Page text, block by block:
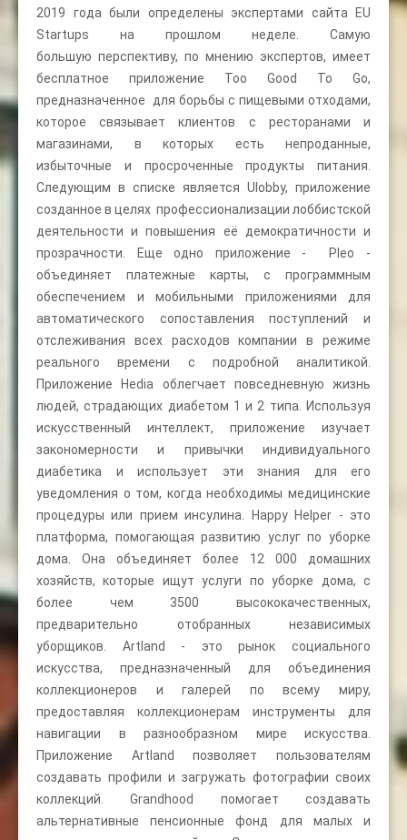
2019 года были определены экспертами сайта EU
Startups на прошлом неделе. Самую
большую перспективу, по мнению экспертов, имеет
бесплатное приложение Too Good To Go,
предназначенное для борьбы с пищевыми отходами,
которое связывает клиентов с ресторанами и
магазинами, в которых есть непроданные,
избыточные и просроченные продукты питания.
Следующим в списке является Ulobby, приложение
созданное в целях профессионализации лоббистской
деятельности и повышения её демократичности и
прозрачности. Еще одно приложение - Pleo -
объединяет платежные карты, с программным
обеспечением и мобильными приложениями для
автоматического сопоставления поступлений и
отслеживания всех расходов компании в режиме
реального времени с подробной аналитикой.
Приложение Hedia облегчает повседневную жизнь
людей, страдающих диабетом 1 и 2 типа. Используя
искусственный интеллект, приложение изучает
закономерности и привычки индивидуального
диабетика и использует эти знания для его
уведомления о том, когда необходимы медицинские
процедуры или прием инсулина. Happy Helper - это
платформа, помогающая развитию услуг по уборке
дома. Она объединяет более 12 000 домашних
хозяйств, которые ищут услуги по уборке дома, с
более чем 3500 высококачественных,
предварительно отобранных независимых
уборщиков. Artland - это рынок социального
искусства, предназначенный для объединения
коллекционеров и галерей по всему миру,
предоставляя коллекционерам инструменты для
навигации в разнообразном мире искусства.
Приложение Artland позволяет пользователям
создавать профили и загружать фотографии своих
коллекций. Grandhood помогает создавать
альтернативные пенсионные фонд для малых и